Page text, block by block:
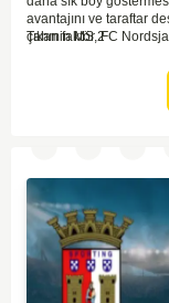
avantajını ve taraftar
çıkan faktör, FC
olsa da, sahalarında
fazla deneyime sahip
Tahmin MS 2